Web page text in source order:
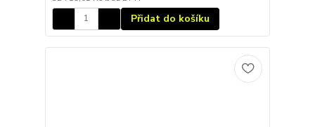
Přidat do košíku